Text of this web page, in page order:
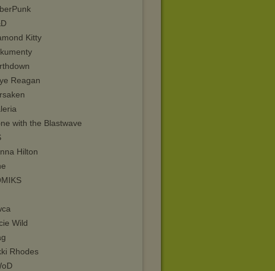
Kitty
Reagan
with the Blastwave
Hilton
Wild
Rhodes